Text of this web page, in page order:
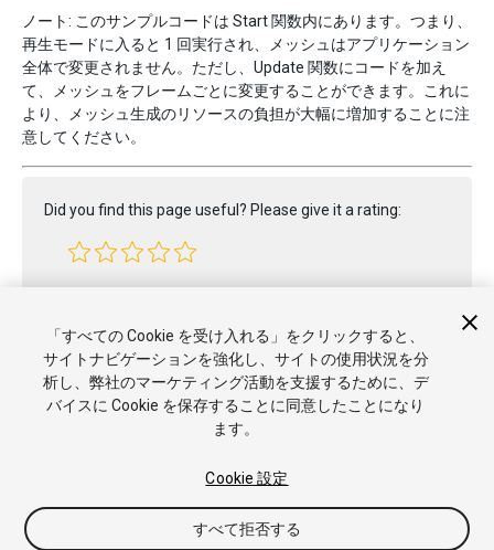
ノート: このサンプルコードは Start 関数内にあります。つまり、
再生モードに入ると 1 回実行され、メッシュはアプリケーション
全体で変更されません。ただし、Update 関数にコードを加え
て、メッシュをフレームごとに変更することができます。これに
より、メッシュ生成のリソースの負担が大幅に増加することに注
意してください。
Did you find this page useful? Please give it a rating:
Copyright © 2021 Unity Technologies. Publication 2020.3
チュートリアル
ナレッジベース
「すべての Cookie を受け入れる」をクリックすると、
サイトナビゲーションを強化し、サイトの使用状況を分
析し、弊社のマーケティング活動を支援するために、デ
バイスに Cookie を保存することに同意したことになり
ます。
Cookie 設定
すべて拒否する